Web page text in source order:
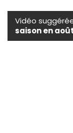
Vidéo
saison en